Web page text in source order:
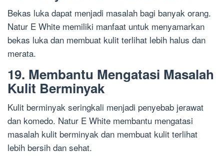
Bekas luka dapat menjadi masalah bagi banyak orang.
Natur E White memiliki manfaat untuk menyamarkan
bekas luka dan membuat kulit terlihat lebih halus dan
merata.
19. Membantu Mengatasi Masalah
Kulit Berminyak
Kulit berminyak seringkali menjadi penyebab jerawat
dan komedo. Natur E White membantu mengatasi
masalah kulit berminyak dan membuat kulit terlihat
lebih bersih dan sehat.